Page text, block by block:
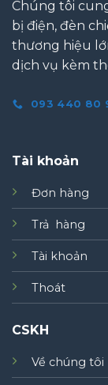
Chúng tôi
bị điện, đèn
thương hiệu
dịch vụ kèm
093 440 80
Tài khoản
Đơn hàng
Trả hàng
Tài khoản
Thoát
CSKH
Về chúng tôi